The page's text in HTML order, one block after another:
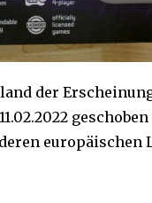
der
europäischen